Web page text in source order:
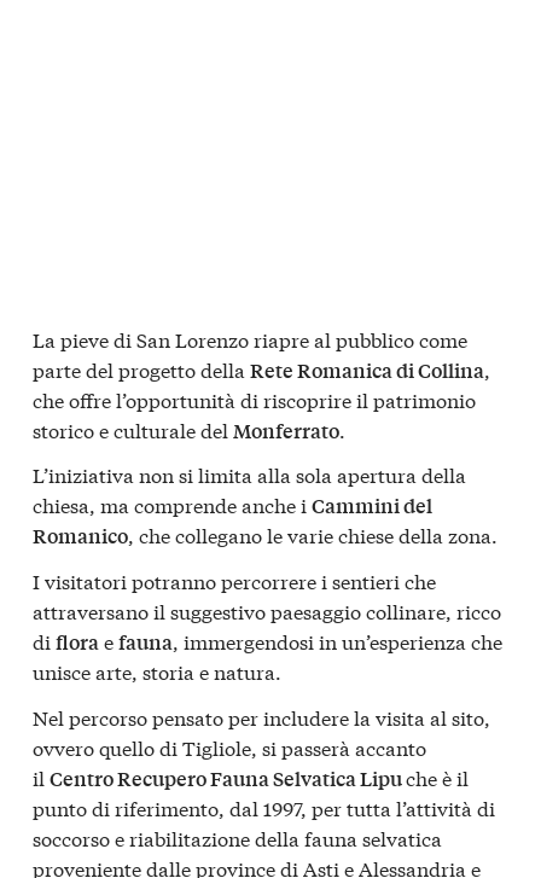
La pieve di San Lorenzo riapre al pubblico come
parte del progetto della Rete Romanica di Collina,
che offre l’opportunità di riscoprire il patrimonio
storico e culturale del Monferrato.
L’iniziativa non si limita alla sola apertura della
chiesa, ma comprende anche i Cammini del
Romanico, che collegano le varie chiese della zona.
I visitatori potranno percorrere i sentieri che
attraversano il suggestivo paesaggio collinare, ricco
di floraefauna, immergendosi in un’esperienza che
unisce arte, storia e natura.
Nel percorso pensato per includere la visita al sito,
ovvero quello di Tigliole, si passerà accanto
il Centro Recupero Fauna Selvatica Lipuche è il
punto di riferimento, dal 1997, per tutta l’attività di
soccorso e riabilitazione della fauna selvatica
proveniente dalle province di Asti e Alessandria e